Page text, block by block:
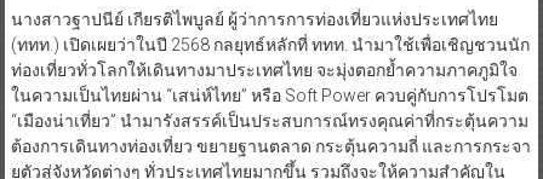
นางสาวฐาปนีย์ เกียรติไพบูลย์ ผู้ว่าการการท่องเที่ยวแห่งประเทศไทย
(ททท.) เปิดเผยว่าในปี 2568 กลยุทธ์หลักที่ ททท. นำมาใช้เพื่อเชิญชวนนัก
ท่องเที่ยวทั่วโลกให้เดินทางมาประเทศไทย จะมุ่งตอกย้ำความภาคภูมิใจ
ในความเป็นไทยผ่าน “เสน่ห์ไทย” หรือ Soft Power ควบคู่กับการโปรโมต
“เมืองน่าเที่ยว” นำมารังสรรค์เป็นประสบการณ์ทรงคุณค่าที่กระตุ้นความ
ต้องการเดินทางท่องเที่ยว ขยายฐานตลาด กระตุ้นความถี่ และการกระจา
ยตัวสู่จังหวัดต่างๆ ทั่วประเทศไทยมากขึ้น รวมถึงจะให้ความสำคัญใน